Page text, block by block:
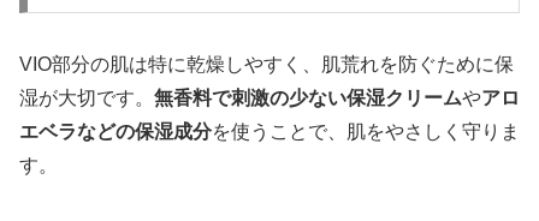
VIO部分の肌は特に乾燥しやすく、肌荒れを防ぐために保
湿が大切です。 無香料で刺激の少ない保湿クリームやアロ
エベラなどの保湿成分を使うことで、肌をやさしく守りま
す。